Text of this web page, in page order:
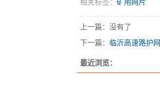
相关标签： 矿用网片
上一篇：没有了
下一篇： 临沂高速路护网
最近浏览：